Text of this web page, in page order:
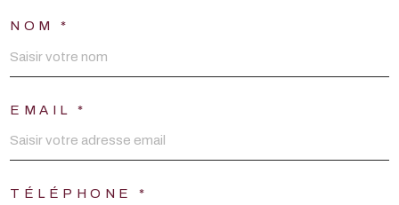
NOM *
EMAIL *
TÉLÉPHONE *